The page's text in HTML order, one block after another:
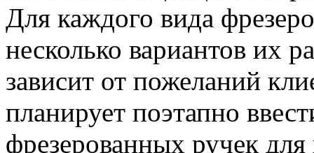
Для каждого вида
несколько вариантов их
зависит от пожеланий
планирует поэтапно
фрезерованных ручек